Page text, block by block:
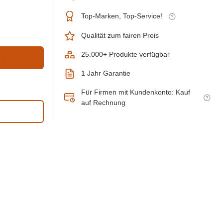
Top-Marken, Top-Service!
Qualität zum fairen Preis
25.000+ Produkte verfügbar
1 Jahr Garantie
Für Firmen mit Kundenkonto: Kauf
auf Rechnung